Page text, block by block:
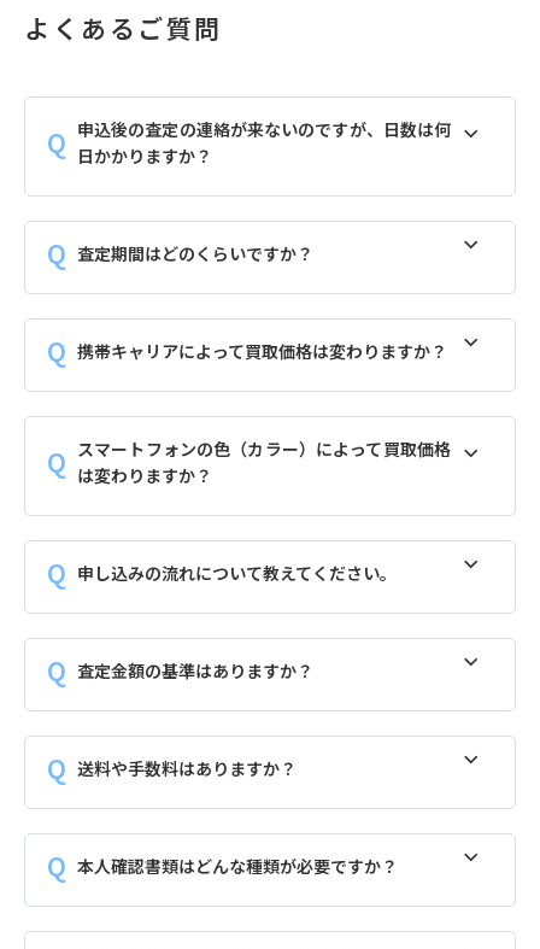
よくあるご質問
申込後の査定の連絡が来ないのですが、日数は何
日かかりますか？
査定期間はどのくらいですか？
携帯キャリアによって買取価格は変わりますか？
スマートフォンの色（カラー）によって買取価格
は変わりますか？
申し込みの流れについて教えてください。
査定金額の基準はありますか？
送料や手数料はありますか？
本人確認書類はどんな種類が必要ですか？